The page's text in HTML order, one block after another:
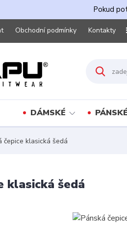
Pokud
Obchodní podmínky Kontakty
DÁMSKÉ PÁNSKÉ
čepice klasická šedá
klasická šedá